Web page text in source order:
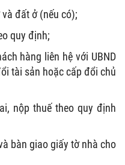
đất ở (nếu có);
quy định;
hàng liên hệ với UBND
tài sản hoặc cấp đổi chủ
nộp thuế theo quy định
bàn giao giấy tờ nhà cho